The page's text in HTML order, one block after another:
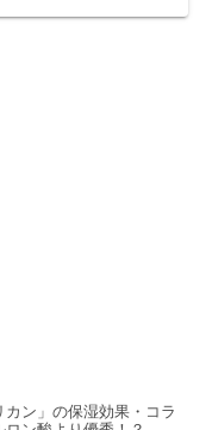
カン」の保湿効果・コラ